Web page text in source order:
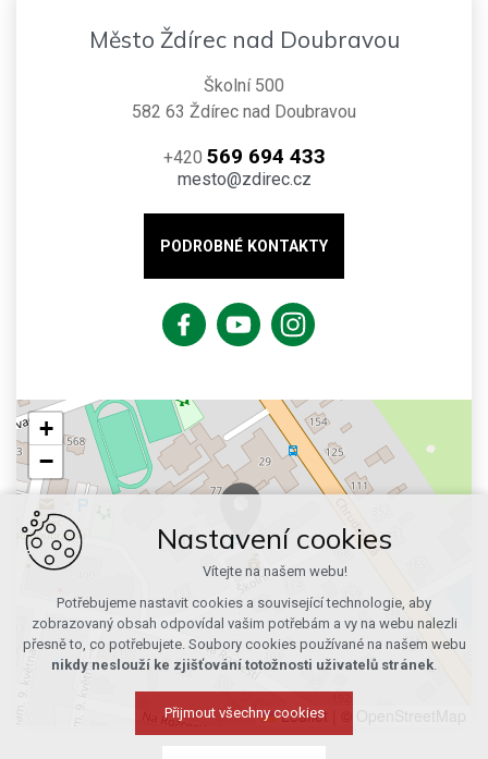
Město Ždírec nad Doubravou
Školní 500
582 63 Ždírec nad Doubravou
+420 569 694 433
mesto@zdirec.cz
PODROBNÉ KONTAKTY
+
−
Leaflet
Nastavení cookies
Vítejte na našem webu!
Potřebujeme nastavit cookies a související technologie, aby
zobrazovaný obsah odpovídal vašim potřebám a vy na webu nalezli
přesně to, co potřebujete. Soubory cookies používané na našem webu
nikdy neslouží ke zjišťování totožnosti uživatelů stránek.
Přijmout všechny cookies